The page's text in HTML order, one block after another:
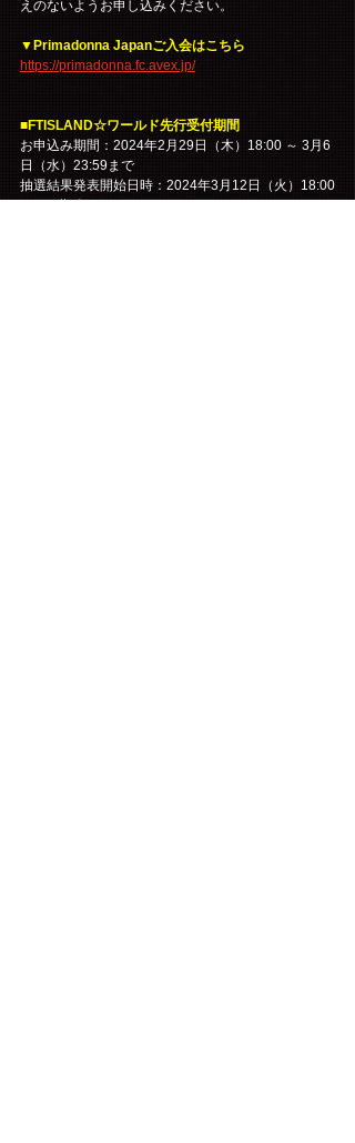
えのないようお申し込みください。
▼Primadonna Japanご入会はこちら
https://primadonna.fc.avex.jp/
■FTISLAND☆ワールド先行受付期間
お申込み期間：2024年2月29日（木）18:00 ～ 3月6
日（水）23:59まで
抽選結果発表開始日時：2024年3月12日（火）18:00